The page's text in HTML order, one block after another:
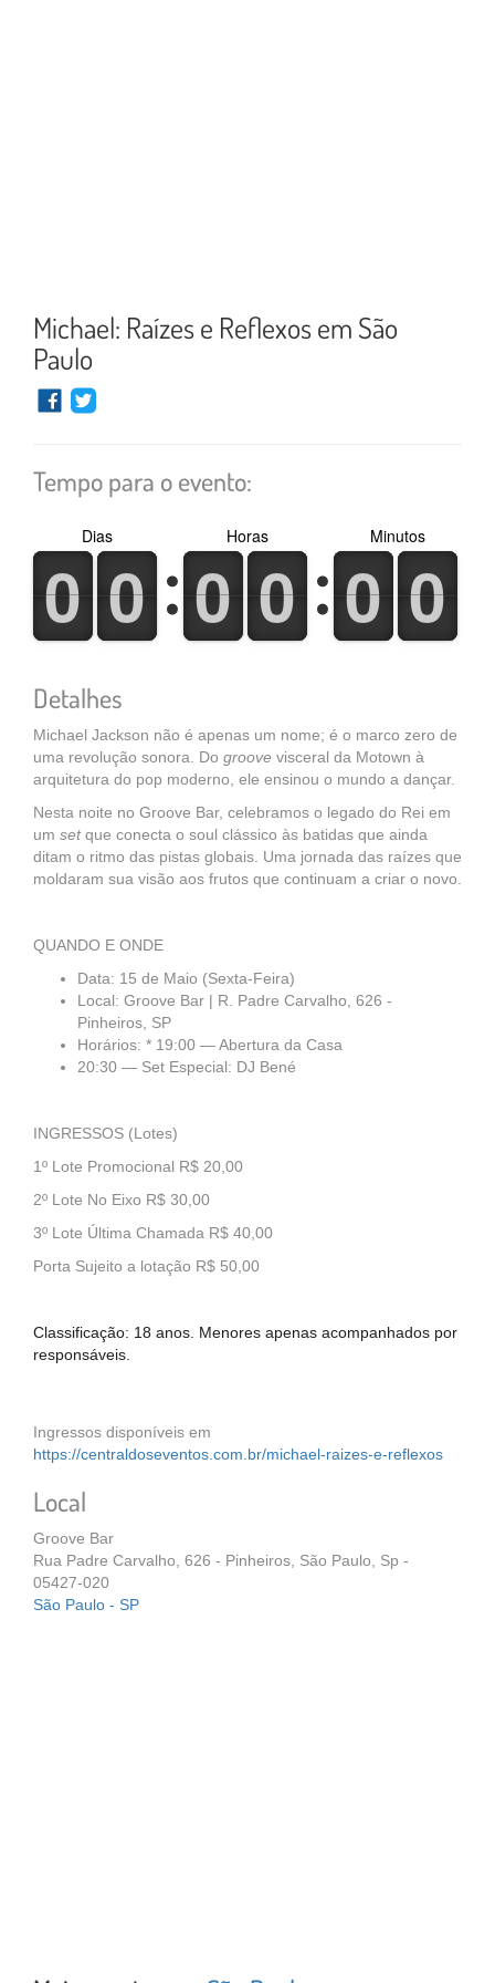
Michael: Raízes e Reflexos em São
Paulo
Tempo para o evento:
0
0
1
1 0
0
1
1
Dias
0
0
1
1 0
0
1
1
Horas
0
0
1
1 0
0
1
1
Minutos
Detalhes
Michael Jackson não é apenas um nome; é o marco zero de
uma revolução sonora. Do groove visceral da Motown à
arquitetura do pop moderno, ele ensinou o mundo a dançar.
Nesta noite no Groove Bar, celebramos o legado do Rei em
um setque conecta o soul clássico às batidas que ainda
ditam o ritmo das pistas globais. Uma jornada das raízes que
moldaram sua visão aos frutos que continuam a criar o novo.
QUANDO E ONDE
Data: 15 de Maio (Sexta-Feira)
Local: Groove Bar | R. Padre Carvalho, 626 -
Pinheiros, SP
Horários: * 19:00 — Abertura da Casa
20:30 — Set Especial: DJ Bené
INGRESSOS (Lotes)
1º Lote Promocional R$ 20,00
2º Lote No Eixo R$ 30,00
3º Lote Última Chamada R$ 40,00
Porta Sujeito a lotação R$ 50,00
Classificação: 18 anos. Menores apenas acompanhados por
responsáveis.
Ingressos disponíveis em
https://centraldoseventos.com.br/michael-raizes-e-reflexos
Local
Groove Bar
Rua Padre Carvalho, 626 - Pinheiros, São Paulo, Sp -
05427-020
São Paulo - SP